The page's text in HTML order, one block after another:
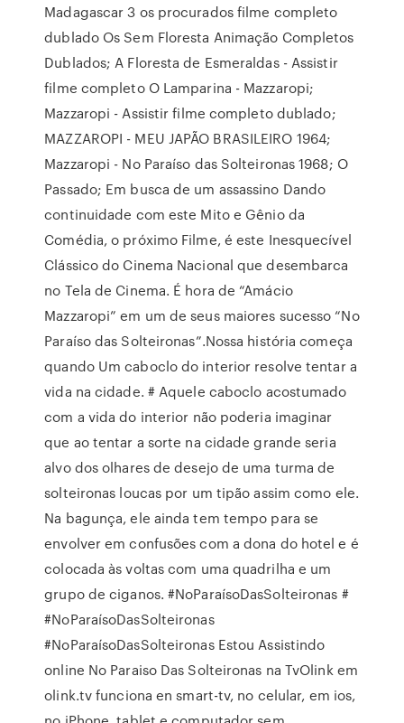
Madagascar 3 os procurados filme completo
dublado Os Sem Floresta Animação Completos
Dublados; A Floresta de Esmeraldas - Assistir
filme completo O Lamparina - Mazzaropi;
Mazzaropi - Assistir filme completo dublado;
MAZZAROPI - MEU JAPÃO BRASILEIRO 1964;
Mazzaropi - No Paraíso das Solteironas 1968; O
Passado; Em busca de um assassino Dando
continuidade com este Mito e Gênio da
Comédia, o próximo Filme, é este Inesquecível
Clássico do Cinema Nacional que desembarca
no Tela de Cinema. É hora de “Amácio
Mazzaropi” em um de seus maiores sucesso “No
Paraíso das Solteironas”.Nossa história começa
quando Um caboclo do interior resolve tentar a
vida na cidade. # Aquele caboclo acostumado
com a vida do interior não poderia imaginar
que ao tentar a sorte na cidade grande seria
alvo dos olhares de desejo de uma turma de
solteironas loucas por um tipão assim como ele.
Na bagunça, ele ainda tem tempo para se
envolver em confusões com a dona do hotel e é
colocada às voltas com uma quadrilha e um
grupo de ciganos. #NoParaísoDasSolteironas #
#NoParaísoDasSolteironas
#NoParaísoDasSolteironas Estou Assistindo
online No Paraiso Das Solteironas na TvOlink em
olink.tv funciona en smart-tv, no celular, em ios,